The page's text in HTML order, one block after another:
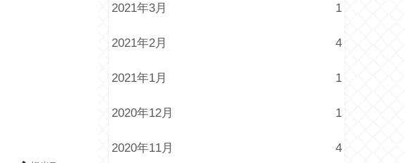
2021年3月 1
2021年2月 4
2021年1月 1
2020年12月 1
2020年11月 4